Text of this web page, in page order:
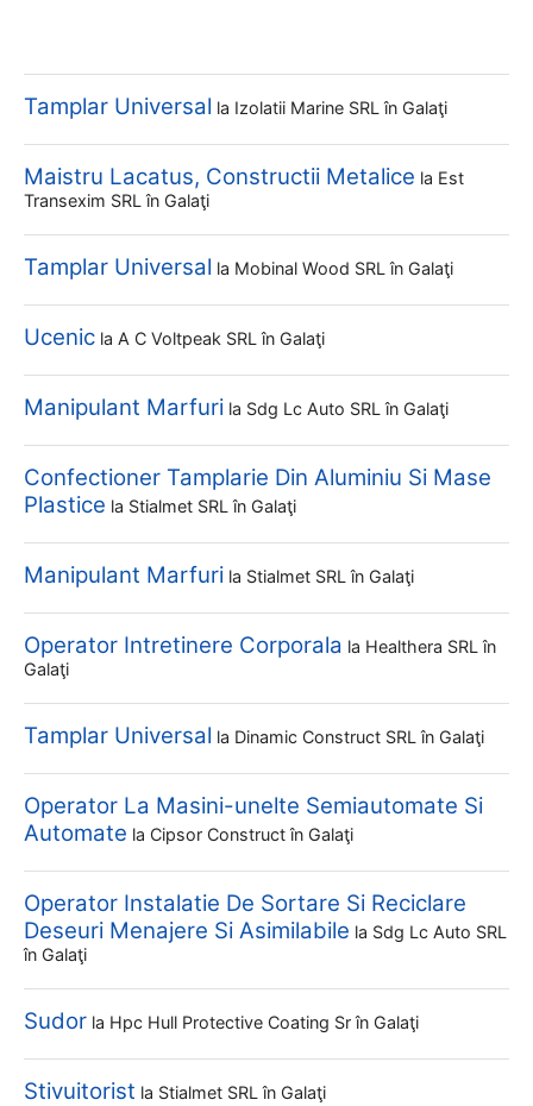
Tamplar Universal la Izolatii Marine SRL în Galaţi
Maistru Lacatus, Constructii Metalice la Est
Transexim SRL în Galaţi
Tamplar Universal la Mobinal Wood SRL în Galaţi
Ucenic la A C Voltpeak SRL în Galaţi
Manipulant Marfuri la Sdg Lc Auto SRL în Galaţi
Confectioner Tamplarie Din Aluminiu Si Mase
Plastice la Stialmet SRL în Galaţi
Manipulant Marfuri la Stialmet SRL în Galaţi
Operator Intretinere Corporala la Healthera SRL în
Galaţi
Tamplar Universal la Dinamic Construct SRL în Galaţi
Operator La Masini-unelte Semiautomate Si
Automate la Cipsor Construct în Galaţi
Operator Instalatie De Sortare Si Reciclare
Deseuri Menajere Si Asimilabile la Sdg Lc Auto SRL
în Galaţi
Sudor la Hpc Hull Protective Coating Sr în Galaţi
Stivuitorist la Stialmet SRL în Galaţi